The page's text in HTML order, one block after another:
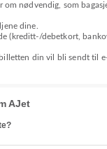
om nødvendig, som
dine.
(kreditt-/debetkort,
din vil bli sendt til
AJet